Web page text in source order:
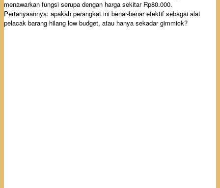
menawarkan fungsi serupa dengan harga sekitar Rp80.000.
Pertanyaannya: apakah perangkat ini benar-benar efektif sebagai alat
pelacak barang hilang low budget, atau hanya sekadar gimmick?